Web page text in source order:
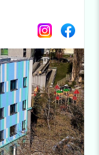
InstagramFacebook